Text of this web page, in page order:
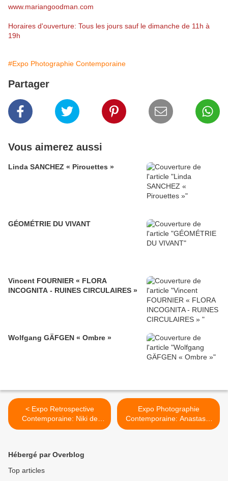
www.mariangoodman.com
Horaires d'ouverture: Tous les jours sauf le dimanche de 11h à
19h
#Expo Photographie Contemporaine
Partager
Vous aimerez aussi
Linda SANCHEZ « Pirouettes »
GÉOMÉTRIE DU VIVANT
Vincent FOURNIER « FLORA
INCOGNITA - RUINES CIRCULAIRES »
Wolfgang GÄFGEN « Ombre »
< Expo Retrospective
Contemporaine: Niki de
Saint Phalle
Expo Photographie
Contemporaine: Anastasia
KHOROSHILOVA "Vieille
Hébergé par Overblog
Top articles